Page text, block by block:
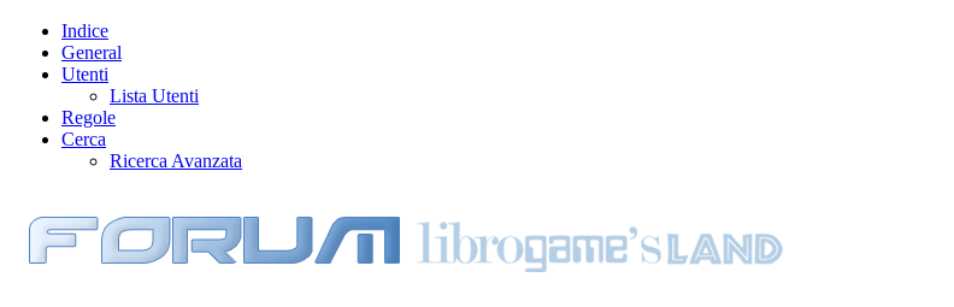
Indice
General
Utenti
Lista Utenti
Regole
Cerca
Ricerca Avanzata